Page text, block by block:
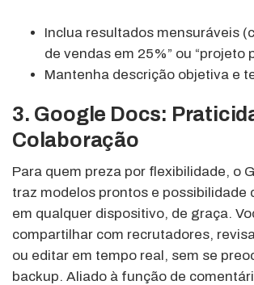
Inclua resultados mensuráveis
de vendas em 25%” ou “projeto
Mantenha descrição objetiva e
3. Google Docs:
Colaboração
Para quem preza por flexibilidade, o
traz modelos prontos e possibilidade
em qualquer dispositivo, de graça.
compartilhar com recrutadores,
ou editar em tempo real, sem se
backup. Aliado à função de